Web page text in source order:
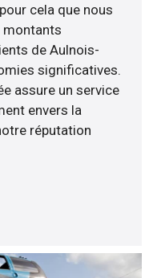
cela que nous
montants
de Aulnois-
significatives.
assure un service
envers la
réputation